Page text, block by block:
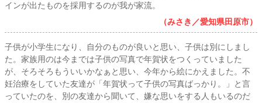
インが出たものを採用するのが我が家流。
（みさき／愛知県田原市）
子供が小学生になり、自分のものが良いと思い、子供は別にしまし
た。家族用のは今までは子供の写真で年賀状をつくっていました
が、そろそろもういいかなぁと思い、今年から絵にかえました。不
妊治療をしていた友達が「年賀状って子供の写真ばっかり。」と言
っていたのを、別の友達から聞いて、嫌な思いをする人もいるのだ